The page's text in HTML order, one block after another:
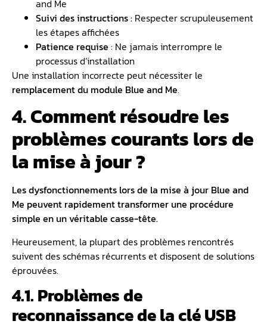
and Me
Suivi des instructions : Respecter scrupuleusement
les étapes affichées
Patience requise : Ne jamais interrompre le
processus d’installation
Une installation incorrecte peut nécessiter le
remplacement du module Blue and Me.
4. Comment résoudre les
problèmes courants lors de
la mise à jour ?
Les dysfonctionnements lors de la mise à jour Blue and
Me peuvent rapidement transformer une procédure
simple en un véritable casse-tête.
Heureusement, la plupart des problèmes rencontrés
suivent des schémas récurrents et disposent de solutions
éprouvées.
4.1. Problèmes de
reconnaissance de la clé USB